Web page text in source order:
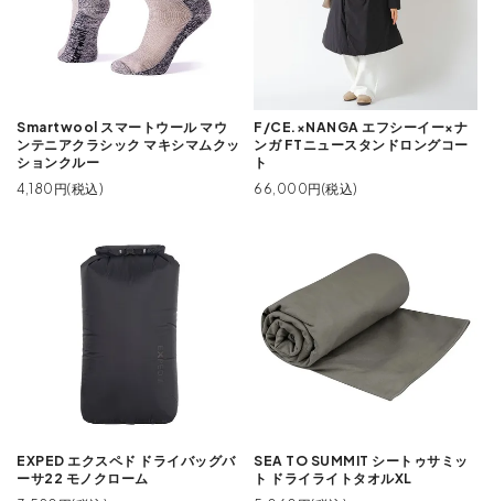
Smartwool スマートウール マウ
ンテニアクラシック マキシマムクッ
ションクルー
4,180円(税込)
F/CE.×NANGA エフシーイー×ナ
ンガ FTニュースタンドロングコー
ト
66,000円(税込)
EXPED エクスペド ドライバッグバ
ーサ22 モノクローム
SEA TO SUMMIT シートゥサミッ
ト ドライライトタオルXL